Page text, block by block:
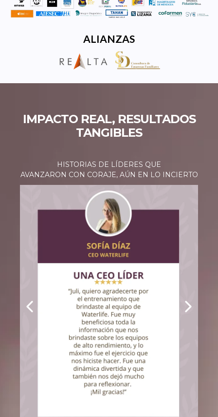
ALIANZAS
IMPACTO REAL, RESULTADOS
TANGIBLES
HISTORIAS DE LÍDERES QUE
AVANZARON CON CORAJE, AÚN EN LO INCIERTO